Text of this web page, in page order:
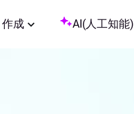
作成 AI(人工知能)